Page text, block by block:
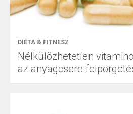
DIÉTA & FITNESZ
Nélkülözhetetlen
az anyagcsere